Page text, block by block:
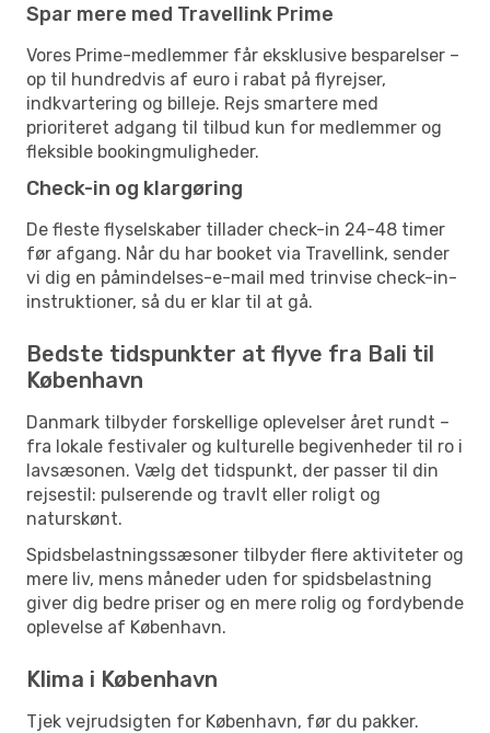
Spar mere med Travellink Prime
Vores Prime-medlemmer får eksklusive besparelser –
op til hundredvis af euro i rabat på flyrejser,
indkvartering og billeje. Rejs smartere med
prioriteret adgang til tilbud kun for medlemmer og
fleksible bookingmuligheder.
Check-in og klargøring
De fleste flyselskaber tillader check-in 24-48 timer
før afgang. Når du har booket via Travellink, sender
vi dig en påmindelses-e-mail med trinvise check-in-
instruktioner, så du er klar til at gå.
Bedste tidspunkter at flyve fra Bali til
København
Danmark tilbyder forskellige oplevelser året rundt –
fra lokale festivaler og kulturelle begivenheder til ro i
lavsæsonen. Vælg det tidspunkt, der passer til din
rejsestil: pulserende og travlt eller roligt og
naturskønt.
Spidsbelastningssæsoner tilbyder flere aktiviteter og
mere liv, mens måneder uden for spidsbelastning
giver dig bedre priser og en mere rolig og fordybende
oplevelse af København.
Klima i København
Tjek vejrudsigten for København, før du pakker.